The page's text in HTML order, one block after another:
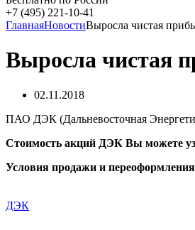
+7 (495) 221-10-41
ГлавнаяНовостиВыросла чистая
Выросла чистая
02.11.2018
ПАО ДЭК (Дальневосточная
Стоимость акций ДЭК Вы можете
Условия продажи и
ДЭК